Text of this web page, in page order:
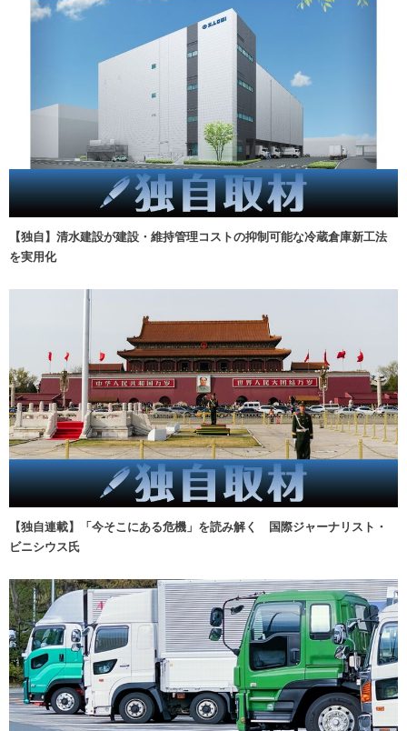
【独自】清水建設が建設・維持管理コストの抑制可能な冷蔵倉庫新工法
を実用化
【独自連載】「今そこにある危機」を読み解く 国際ジャーナリスト・
ビニシウス氏